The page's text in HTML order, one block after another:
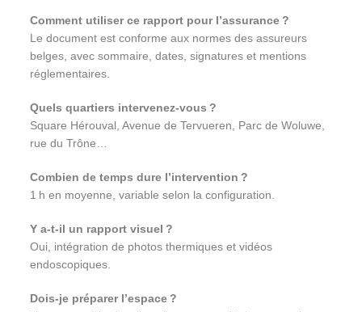
Comment utiliser ce rapport pour l’assurance ?
Le document est conforme aux normes des assureurs
belges, avec sommaire, dates, signatures et mentions
réglementaires.
Quels quartiers intervenez-vous ?
Square Hérouval, Avenue de Tervueren, Parc de Woluwe,
rue du Trône…
Combien de temps dure l’intervention ?
1 h en moyenne, variable selon la configuration.
Y a‑t‑il un rapport visuel ?
Oui, intégration de photos thermiques et vidéos
endoscopiques.
Dois‑je préparer l’espace ?